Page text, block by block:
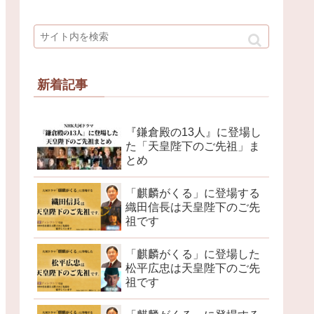
新着記事
『鎌倉殿の13人』に登場し
た「天皇陛下のご先祖」ま
とめ
「麒麟がくる」に登場する
織田信長は天皇陛下のご先
祖です
「麒麟がくる」に登場した
松平広忠は天皇陛下のご先
祖です